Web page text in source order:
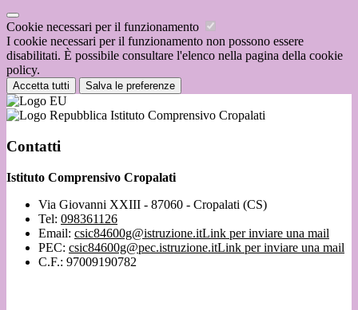
Cookie necessari per il funzionamento
I cookie necessari per il funzionamento non possono essere
disabilitati. È possibile consultare l'elenco nella pagina della cookie
policy.
Accetta tutti Salva le preferenze
Istituto Comprensivo Cropalati
Contatti
Istituto Comprensivo Cropalati
Via Giovanni XXIII - 87060 - Cropalati (CS)
Tel: 098361126
Email: csic84600g@istruzione.itLink per inviare una mail
PEC: csic84600g@pec.istruzione.itLink per inviare una mail
C.F.: 97009190782